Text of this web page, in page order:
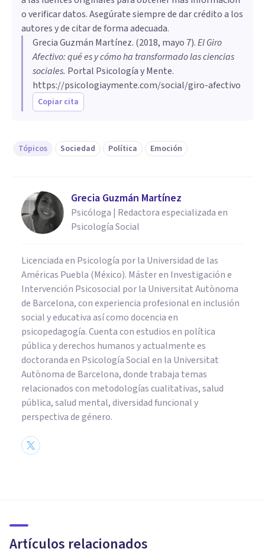
o verificar datos. Asegúrate siempre de dar crédito a los
autores y de citar de forma adecuada.
Grecia Guzmán Martínez. (2018, mayo 7).El Giro
Afectivo: qué es y cómo ha transformado las ciencias
sociales. Portal Psicología y Mente.
https://psicologiaymente.com/social/giro-afectivo
Copiar cita
Tópicos Sociedad Política Emoción
Grecia Guzmán Martínez
Psicóloga | Redactora especializada en
Psicología Social
Licenciada en Psicología por la Universidad de las
Américas Puebla (México). Máster en Investigación e
Intervención Psicosocial por la Universitat Autònoma
de Barcelona, con experiencia profesional en inclusión
social y educativa así como docencia en
psicopedagogía. Cuenta con estudios en política
pública y derechos humanos y actualmente es
doctoranda en Psicología Social en la Universitat
Autònoma de Barcelona, donde trabaja temas
relacionados con metodologías cualitativas, salud
pública, salud mental, diversidad funcional y
perspectiva de género.
Artículos relacionados
usadas